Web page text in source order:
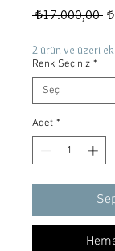
₺17.000,00
2 ürün ve üzeri
Renk Seçiniz *
Adet *